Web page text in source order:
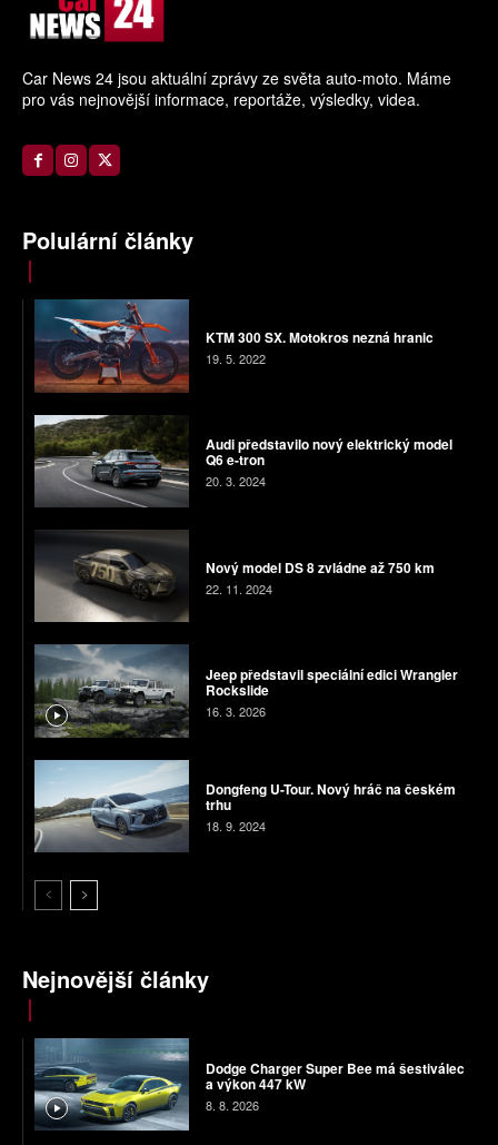
Car News 24 jsou aktuální zprávy ze světa auto-moto. Máme
pro vás nejnovější informace, reportáže, výsledky, videa.
Polulární články
KTM 300 SX. Motokros nezná hranic
19. 5. 2022
Audi představilo nový elektrický model
Q6 e-tron
20. 3. 2024
Nový model DS 8 zvládne až 750 km
22. 11. 2024
Jeep představil speciální edici Wrangler
Rockslide
16. 3. 2026
Dongfeng U-Tour. Nový hráč na českém
trhu
18. 9. 2024
Nejnovější články
Dodge Charger Super Bee má šestiválec
a výkon 447 kW
8. 8. 2026